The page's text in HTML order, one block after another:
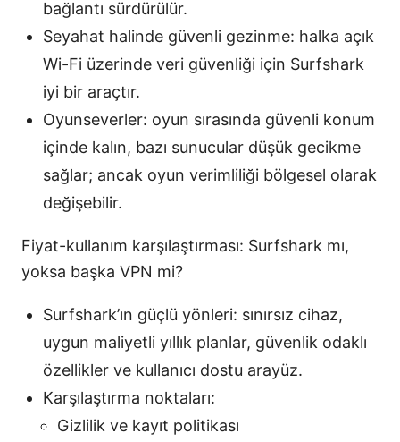
bağlantı sürdürülür.
Seyahat halinde güvenli gezinme: halka açık
Wi-Fi üzerinde veri güvenliği için Surfshark
iyi bir araçtır.
Oyunseverler: oyun sırasında güvenli konum
içinde kalın, bazı sunucular düşük gecikme
sağlar; ancak oyun verimliliği bölgesel olarak
değişebilir.
Fiyat-kullanım karşılaştırması: Surfshark mı,
yoksa başka VPN mi?
Surfshark’ın güçlü yönleri: sınırsız cihaz,
uygun maliyetli yıllık planlar, güvenlik odaklı
özellikler ve kullanıcı dostu arayüz.
Karşılaştırma noktaları:
Gizlilik ve kayıt politikası